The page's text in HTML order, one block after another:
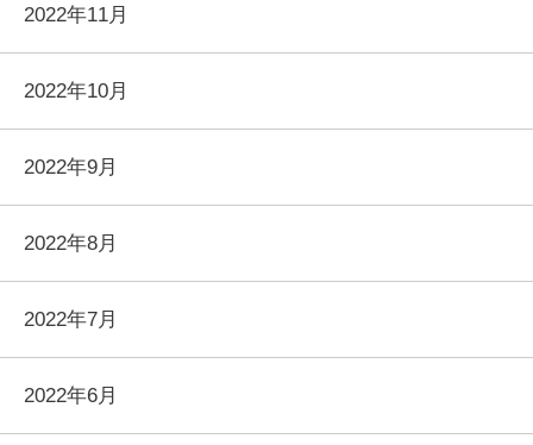
2022年11月
2022年10月
2022年9月
2022年8月
2022年7月
2022年6月